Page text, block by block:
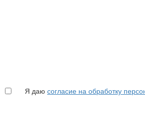
Я даю согласие на обработку